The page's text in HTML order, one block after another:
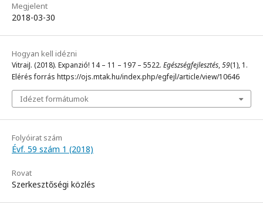
Megjelent
2018-03-30
Hogyan kell idézni
VitraiJ. (2018). Expanzió! 14 – 11 – 197 – 5522. Egészségfejlesztés,59(1), 1.
Elérés forrás https://ojs.mtak.hu/index.php/egfejl/article/view/10646
Idézet formátumok
Folyóirat szám
Évf. 59 szám 1 (2018)
Rovat
Szerkesztőségi közlés